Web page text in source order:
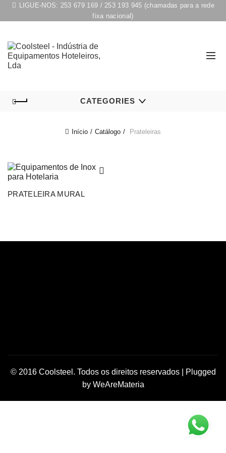
LIGUE-NOS: 253 679 169 /253 193 945 (chamadas para a rede
fixa nacional)
CATEGORIES
Início Catálogo Prateleiras
PRATELEIRA MURAL
© 2016 Coolsteel. Todos os direitos reservados | Plugged
by WeAreMateria